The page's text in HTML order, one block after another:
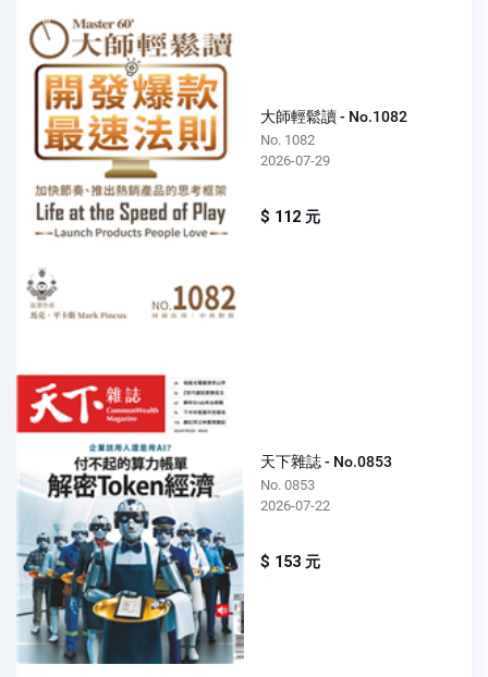
大師輕鬆讀 - No.1082
No. 1082
2026-07-29
$ 112 元
天下雜誌 - No.0853
No. 0853
2026-07-22
$ 153 元